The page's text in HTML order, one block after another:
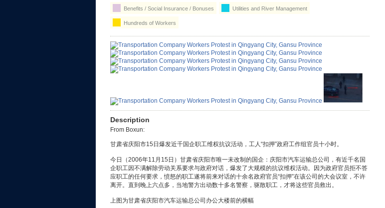
Benefits / Social Insurance / Bonuses Utilities and River Management
Hundreds of Workers
Description
From Boxun:
甘肃省庆阳市15日爆发近千国企职工维权抗议活动，工人“扣押”政府工作组官员十小时。
今日（2006年11月15日）甘肃省庆阳市唯一未改制的国企：庆阳市汽车运输总公司，有近千名国
企职工因不满解除劳动关系要求与政府对话，爆发了大规模的抗议维权活动。因为政府官员拒不答
应职工的任何要求，愤怒的职工遂将前来对话的十余名政府官员“扣押”在该公司的大会议室，不许
离开。直到晚上六点多，当地警方出动数十多名警察，驱散职工，才将这些官员救出。
上图为甘肃省庆阳市汽车运输总公司办公大楼前的横幅